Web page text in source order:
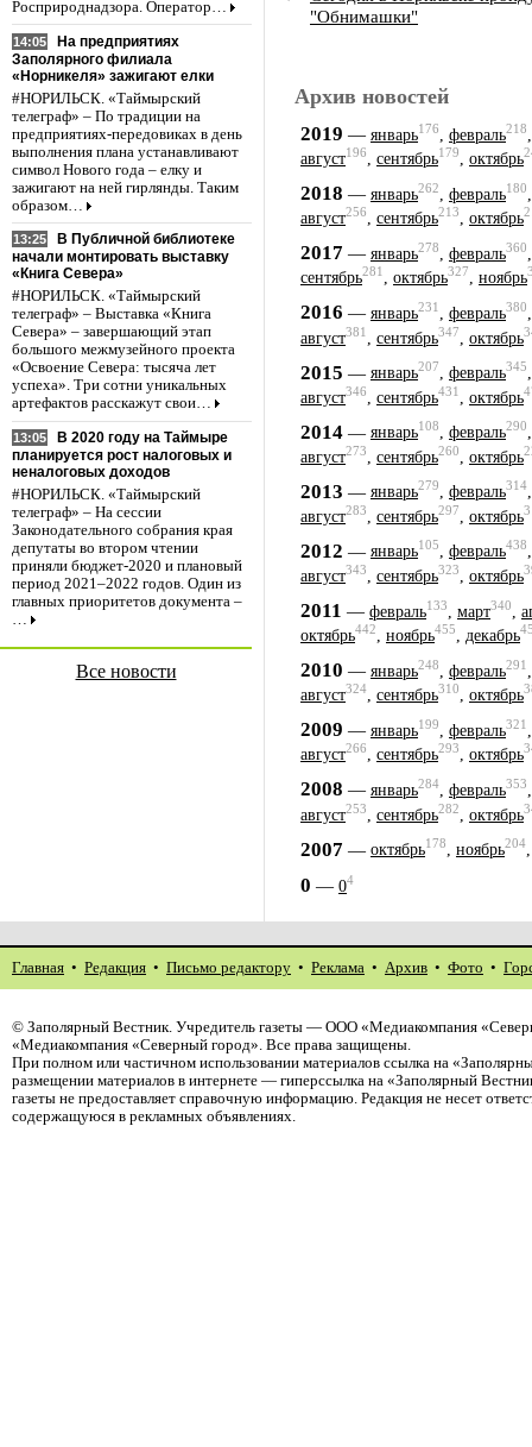
Росприроднадзора. Оператор…
14:05
На предприятиях
Заполярного филиала
«Норникеля» зажигают елки
#НОРИЛЬСК. «Таймырский
телеграф» – По традиции на
предприятиях-передовиках в день
выполнения плана устанавливают
символ Нового года – елку и
зажигают на ней гирлянды. Таким
образом…
13:25
В Публичной библиотеке
начали монтировать выставку
«Книга Севера»
#НОРИЛЬСК. «Таймырский
телеграф» – Выставка «Книга
Севера» – завершающий этап
большого межмузейного проекта
«Освоение Севера: тысяча лет
успеха». Три сотни уникальных
артефактов расскажут свои…
13:05
В 2020 году на Таймыре
планируется рост налоговых и
неналоговых доходов
#НОРИЛЬСК. «Таймырский
телеграф» – На сессии
Законодательного собрания края
депутаты во втором чтении
приняли бюджет-2020 и плановый
период 2021–2022 годов. Один из
главных приоритетов документа –
…
Все новости
"Обнимашки"
Архив новостей
2019 — январь176 февраль218
август196, сентябрь179, октябрь
2018 — январь262 февраль180
август256, сентябрь213, октябрь
2017 — январь278 февраль360
сентябрь281, октябрь327, ноябрь
2016 — январь231 февраль380
август381 сентябрь347 октябрь
2015 — январь207, февраль345
август346 сентябрь431 октябрь
2014 — январь108, февраль290
август273 сентябрь260 октябрь
2013 — январь279, февраль314
август283 сентябрь297 октябрь
2012 — январь105, февраль438
август343, сентябрь323, октябрь
2011 — февраль133 март340
октябрь442, ноябрь455, декабрь
2010 — январь248 февраль291
август324, сентябрь310, октябрь
2009 — январь199 февраль321
август266, сентябрь293, октябрь
2008 — январь284 февраль353
август253 сентябрь282 октябрь
2007 — октябрь178, ноябрь204
0 — 04
Главная • Редакция • Письмо редактору • Реклама • Архив • Фото •
© Заполярный Вестник. Учредитель газеты — ООО «Медиакомпания
«Медиакомпания «Северный город». Все права защищены.
При полном или частичном использовании материалов ссылка на
размещении материалов в интернете — гиперссылка на «Заполярный
газеты не предоставляет справочную информацию. Редакция не несет
содержащуюся в рекламных объявлениях.